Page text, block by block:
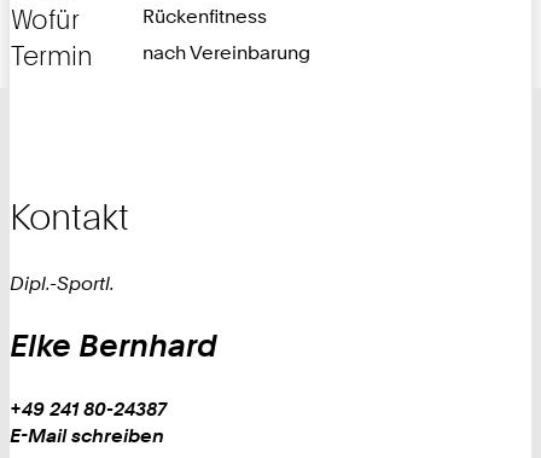
Wofür Rückenfitness
Termin nach Vereinbarung
Kontakt
Dipl.-Sportl.
Elke Bernhard
Work
Telefon:
+
+49 241 80-24387
Work
E-Mail schreiben